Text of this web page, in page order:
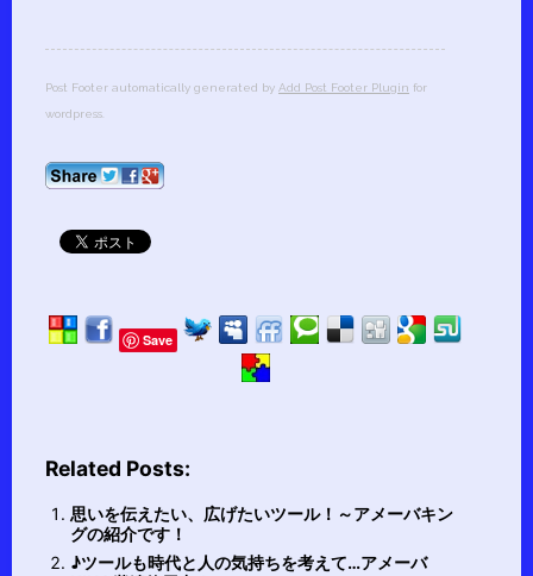
Post Footer automatically generated by Add Post Footer Plugin for
wordpress.
Save
Related Posts:
思いを伝えたい、広げたいツール！～アメーバキン
グの紹介です！
♪ツールも時代と人の気持ちを考えて…アメーバ